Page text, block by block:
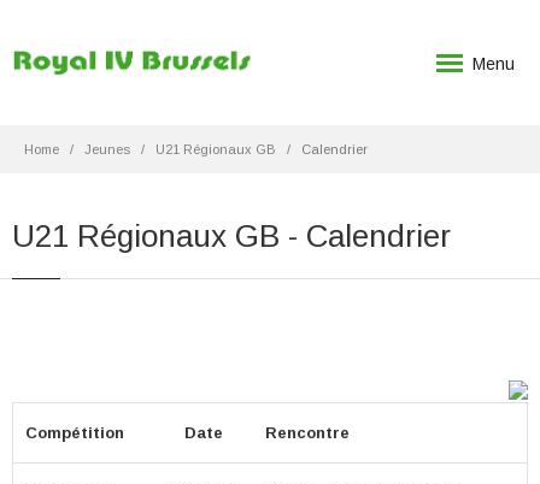
Menu
Home Jeunes U21 Régionaux GB Calendrier
U21 Régionaux GB - Calendrier
Compétition Date Rencontre